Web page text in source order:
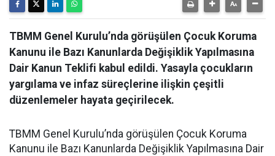
TBMM Genel Kurulu’nda görüşülen Çocuk Koruma
Kanunu ile Bazı Kanunlarda Değişiklik Yapılmasına
Dair Kanun Teklifi kabul edildi. Yasayla çocukların
yargılama ve infaz süreçlerine ilişkin çeşitli
düzenlemeler hayata geçirilecek.
TBMM Genel Kurulu’nda görüşülen Çocuk Koruma
Kanunu ile Bazı Kanunlarda Değişiklik Yapılmasına Dair